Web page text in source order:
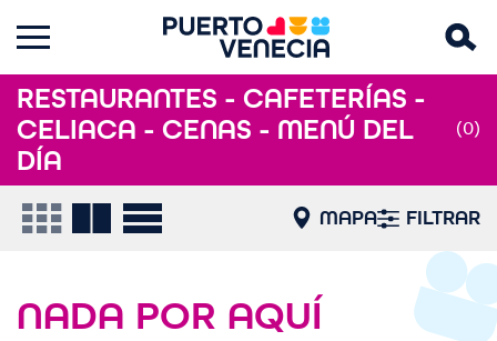
RESTAURANTES - CAFETERÍAS -
CELIACA - CENAS - MENÚ DEL
DÍA
(0)
MAPA FILTRAR
NADA POR AQUÍ